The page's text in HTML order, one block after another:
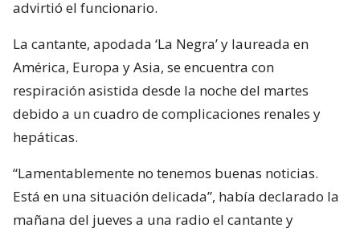
advirtió el funcionario.
La cantante, apodada ‘La Negra’ y laureada en
América, Europa y Asia, se encuentra con
respiración asistida desde la noche del martes
debido a un cuadro de complicaciones renales y
hepáticas.
“Lamentablemente no tenemos buenas noticias.
Está en una situación delicada”, había declarado la
mañana del jueves a una radio el cantante y